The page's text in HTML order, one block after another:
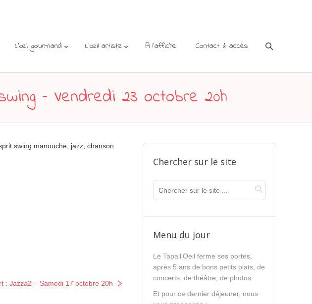
L’œil gourmand L’œil artiste A l’affiche Contact & accès
– Vendredi 23 octobre 20h
swing manouche, jazz, chanson
: Jazza2 – Samedi 17 octobre 20h
Chercher sur le site
Menu du jour
Le Tapa’l’Oeil ferme ses portes,
après 5 ans de bons petits plats, de
concerts, de théâtre, de photos.
Et pour ce dernier déjeuner, nous